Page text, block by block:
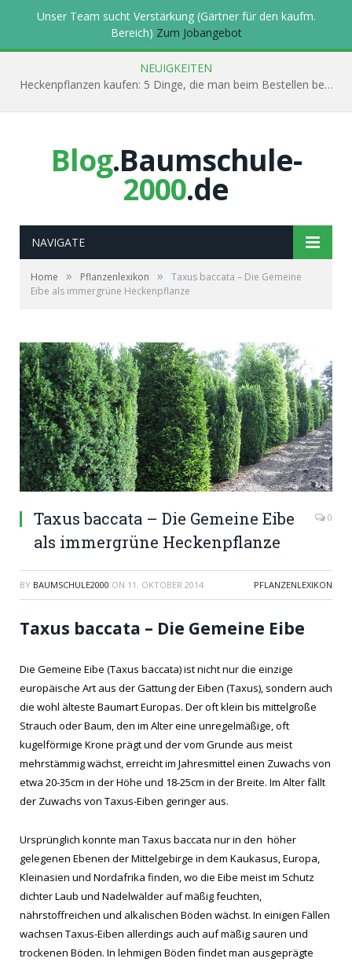
Unser Team sucht Verstärkung (Gärtner für den kaufm.
Bereich) Zum Jobangebot
NEUIGKEITEN
Heckenpflanzen kaufen: 5 Dinge, die man beim Bestellen beachten muss
Blog.Baumschule-
2000.de
NAVIGATE
Home » Pflanzenlexikon »
Taxus baccata – Die Gemeine
Eibe als immergrüne Heckenpflanze
Taxus baccata – Die Gemeine Eibe
als immergrüne Heckenpflanze
0
BY BAUMSCHULE2000 ON 11. OKTOBER 2014 PFLANZENLEXIKON
Taxus baccata – Die Gemeine Eibe
Die Gemeine Eibe (Taxus baccata) ist nicht nur die einzige
europäische Art aus der Gattung der Eiben (Taxus), sondern auch
die wohl älteste Baumart Europas. Der oft klein bis mittelgroße
Strauch oder Baum, den im Alter eine unregelmäßige, oft
kugelförmige Krone prägt und der vom Grunde aus meist
mehrstämmig wächst, erreicht im Jahresmittel einen Zuwachs von
etwa 20-35cm in der Höhe und 18-25cm in der Breite. Im Alter fällt
der Zuwachs von Taxus-Eiben geringer aus.
Ursprünglich konnte man Taxus baccata nur in den höher
gelegenen Ebenen der Mittelgebirge in dem Kaukasus, Europa,
Kleinasien und Nordafrika finden, wo die Eibe meist im Schutz
dichter Laub und Nadelwälder auf mäßig feuchten,
nährstoffreichen und alkalischen Böden wächst. In einigen Fällen
wachsen Taxus-Eiben allerdings auch auf mäßig sauren und
trockenen Böden. In lehmigen Böden findet man ausgeprägte